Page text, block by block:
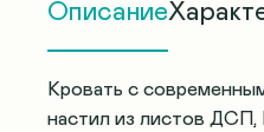
Описание
Кровать с
настил из листов ДСП,